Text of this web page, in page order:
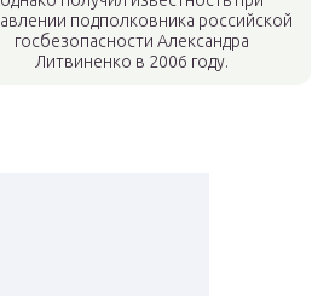
подполковника российской
госбезопасности Александра
Литвиненко в 2006 году.